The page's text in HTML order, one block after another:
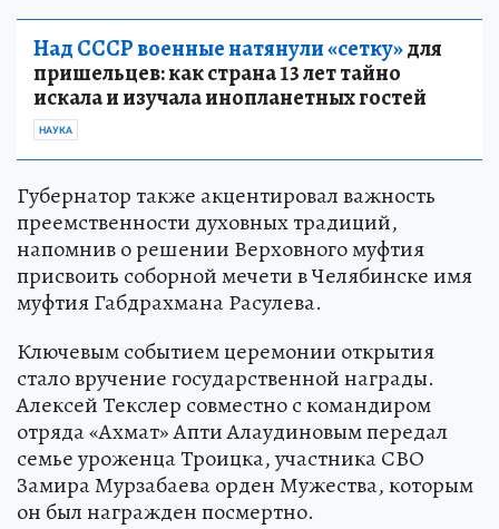
Над СССР военные натянули «сетку»для
пришельцев: как страна 13 лет тайно
искала и изучала инопланетных гостей
НАУКА
Губернатор также акцентировал важность
преемственности духовных традиций,
напомнив о решении Верховного муфтия
присвоить соборной мечети в Челябинске имя
муфтия Габдрахмана Расулева.
Ключевым событием церемонии открытия
стало вручение государственной награды.
Алексей Текслер совместно с командиром
отряда «Ахмат» Апти Алаудиновым передал
семье уроженца Троицка, участника СВО
Замира Мурзабаева орден Мужества, которым
он был награжден посмертно.